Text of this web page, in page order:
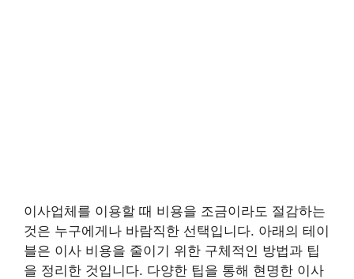
이사업체를 이용할 때 비용을 조금이라도 절감하는
것은 누구에게나 바람직한 선택입니다. 아래의 테이
블은 이사 비용을 줄이기 위한 구체적인 방법과 팁
을 정리한 것입니다. 다양한 팁을 통해 현명한 이사